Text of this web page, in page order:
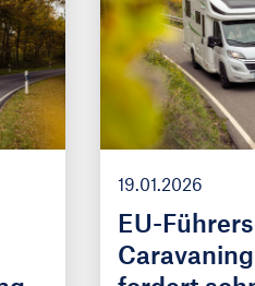
19.01.2026
EU-